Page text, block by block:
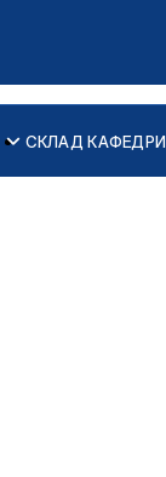
СКЛАД КАФЕДРИ